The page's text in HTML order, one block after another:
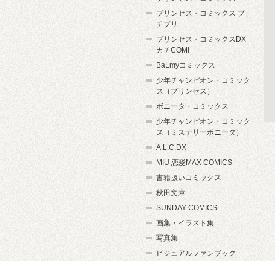
プリンセス・コミックス プ
チプリ
プリンセス・コミックスDX
カチCOMI
BaLmyコミックス
少年チャンピオン・コミック
ス（プリンセス）
ボニータ・コミックス
少年チャンピオン・コミック
ス（ミステリーボニータ）
A.L.C.DX
MIU 恋愛MAX COMICS
書籍扱いコミックス
秋田文庫
SUNDAY COMICS
画集・イラスト集
写真集
ビジュアルファンブック